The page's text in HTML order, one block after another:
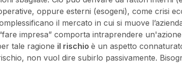
oppure esterni (esogeni), come crisi
il mercato in cui si muove
impresa” comporta intraprendere
tale ragione il rischio è un aspetto
non vuol dire subirlo passivamente.